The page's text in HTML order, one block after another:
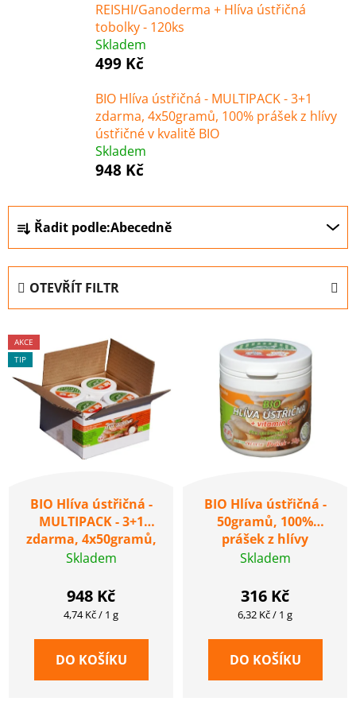
REISHI/Ganoderma + Hlíva ústřičná
tobolky - 120ks
Skladem
499 Kč
BIO Hlíva ústřičná - MULTIPACK - 3+1
zdarma, 4x50gramů, 100% prášek z hlívy
ústřičné v kvalitě BIO
Skladem
948 Kč
Ř
a
z
n
p
r
o
Řadit podle:Abecedně
OTEVŘÍT FILTR
V
ý
p
AKCE
TIP
BIO Hlíva ústřičná -
MULTIPACK - 3+1
zdarma, 4x50gramů,
100% prášek z hlívy
Skladem
948 Kč
Měrná
4,74 Kč / 1 g
DO KOŠÍKU
BIO Hlíva ústřičná -
50gramů, 100%
prášek z hlívy
ústřičné v kvalitě BIO
Skladem
316 Kč
Měrná
6,32 Kč / 1 g
DO KOŠÍKU